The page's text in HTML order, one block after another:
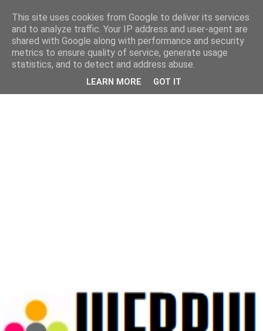
This site uses cookies from Google to deliver its services
and to analyze traffic. Your IP address and user-agent are
shared with Google along with performance and security
metrics to ensure quality of service, generate usage
statistics, and to detect and address abuse.
LEARN MORE GOT IT